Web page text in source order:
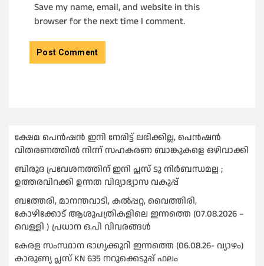
Save my name, email, and website in this
browser for the next time I comment.
ക്ഷേമ പെൻഷൻ ഇനി നേരിട്ട് ലഭിക്കില്ല, പെൻഷൻ
വിതരണത്തില്‍ നിന്ന് സഹകരണ ബാങ്കുകളെ ഒഴിവാക്കി
ബിരുദ പ്രവേശനത്തിന് ഇനി പ്ലസ് ടു നിര്‍ബന്ധമല്ല ;
ഉത്തരവിറക്കി ഉന്നത വിദ്യാഭ്യാസ വകുപ്പ്
ബത്തേരി, മാനന്തവാടി, കൽപ്പറ്റ, വൈത്തിരി,
കോഴിക്കോട് ആശുപത്രികളിലെ ഇന്നത്തെ (07.08.2026 –
വെള്ളി ) പ്രധാന ഒ.പി വിവരങ്ങൾ
കേരള സംസ്ഥാന ഭാഗ്യക്കുറി ഇന്നത്തെ (06.08.26- വ്യാഴം)
കാരുണ്യ പ്ലസ് KN 635 നറുക്കെടുപ്പ് ഫലം